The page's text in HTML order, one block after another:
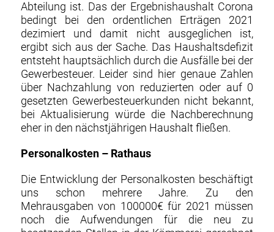
Abteilung ist. Das der Ergebnishaushalt Corona
bedingt bei den ordentlichen Erträgen 2021
dezimiert und damit nicht ausgeglichen ist,
ergibt sich aus der Sache. Das Haushaltsdefizit
entsteht hauptsächlich durch die Ausfälle bei der
Gewerbesteuer. Leider sind hier genaue Zahlen
über Nachzahlung von reduzierten oder auf 0
gesetzten Gewerbesteuerkunden nicht bekannt,
bei Aktualisierung würde die Nachberechnung
eher in den nächstjährigen Haushalt fließen.
Personalkosten – Rathaus
Die Entwicklung der Personalkosten beschäftigt
uns schon mehrere Jahre. Zu den
Mehrausgaben von 100000€ für 2021 müssen
noch die Aufwendungen für die neu zu